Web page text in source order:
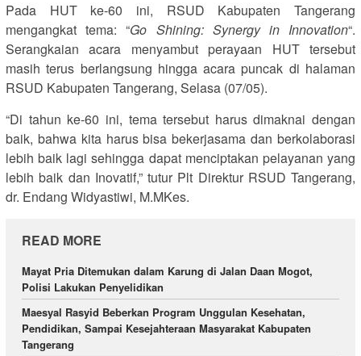
Pada HUT ke-60 ini, RSUD Kabupaten Tangerang
mengangkat tema: “Go Shining: Synergy in Innovation“.
Serangkaian acara menyambut perayaan HUT tersebut
masih terus berlangsung hingga acara puncak di halaman
RSUD Kabupaten Tangerang, Selasa (07/05).
“Di tahun ke-60 ini, tema tersebut harus dimaknai dengan
baik, bahwa kita harus bisa bekerjasama dan berkolaborasi
lebih baik lagi sehingga dapat menciptakan pelayanan yang
lebih baik dan Inovatif,” tutur Plt Direktur RSUD Tangerang,
dr. Endang Widyastiwi, M.MKes.
READ MORE
Mayat Pria Ditemukan dalam Karung di Jalan Daan Mogot,
Polisi Lakukan Penyelidikan
Maesyal Rasyid Beberkan Program Unggulan Kesehatan,
Pendidikan, Sampai Kesejahteraan Masyarakat Kabupaten
Tangerang